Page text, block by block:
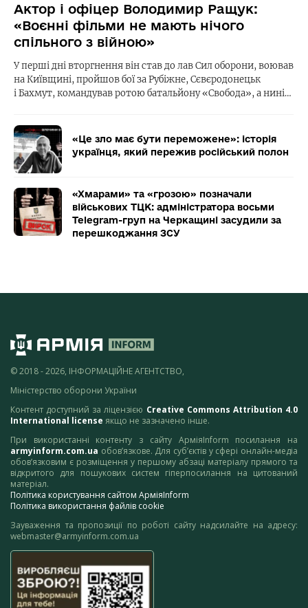
Актор і офіцер Володимир Ращук:
«Воєнні фільми не мають нічого
спільного з війною»
У перші дні вторгнення він став до лав Сил оборони, воював
на Київщині, пройшов бої за Рубіжне, Сєвєродонецьк
і Бахмут, командував ротою батальйону «Свобода», а нині…
«Це зло має бути переможене»: історія
українця, який пережив російський полон
«Хмарами» та «грозою» позначали
військових ТЦК: адміністратора восьми
Telegram-груп на Черкащині засудили за
перешкоджання ЗСУ
© 2018 - 2026, ІНФОРМАЦІЙНЕ АГЕНТСТВО,
Міністерство оборони України
Контент доступний за ліцензією Creative Commons Attribution 4.0
International license якщо не зазначено інше.
При використанні контенту з сайту АрміяInform посилання на
armyinform.com.ua обов’язкове. Для суб’єктів у сфері онлайн-медіа
обов’язковим є розміщення у першому абзаці матеріалу прямого та
відкритого для пошукових систем гіперпосилання на цитований
матеріал.
Політика користування сайтом АрміяInform
Політика використання файлів cookie
Зауваження та пропозиції по роботі сайту надсилайте на адресу:
webmaster@armyinform.com.ua